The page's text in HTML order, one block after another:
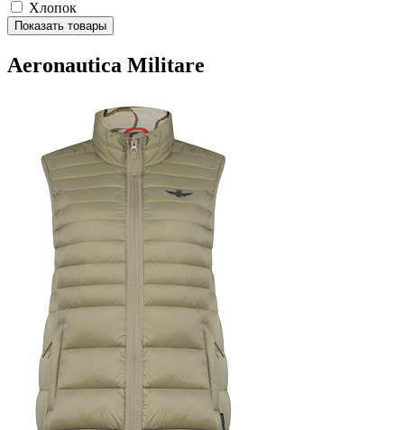
Хлопок
Показать товары
Aeronautica Militare